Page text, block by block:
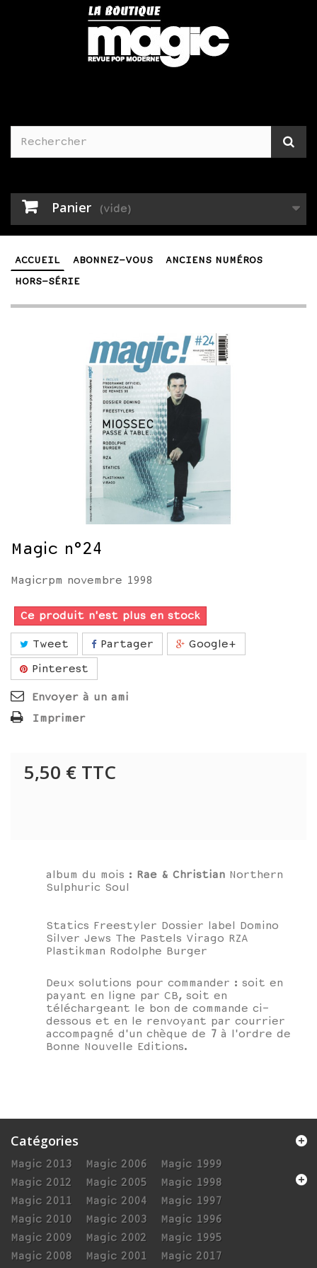
Panier (vide)
ACCUEIL ABONNEZ-VOUS
ANCIENS NUMÉROS
HORS-SÉRIE
Magic n°24
Magicrpm novembre 1998
Ce produit n'est plus en stock
Tweet Partager
Google+
Pinterest
Envoyer à un ami
Imprimer
5,50 € TTC
album du mois : Rae & Christian Northern
Sulphuric Soul
Statics Freestyler Dossier label Domino
Silver Jews The Pastels Virago RZA
Plastikman Rodolphe Burger
Deux solutions pour commander : soit en
payant en ligne par CB, soit en
téléchargeant le bon de commande ci-
dessous et en le renvoyant par courrier
accompagné d'un chèque de 7 à l'ordre de
Bonne Nouvelle Editions.
Catégories
Magic 2013
Magic 2012
Magic 2011
Magic 2010
Magic 2009
Magic 2008
Magic 2006
Magic 2005
Magic 2004
Magic 2003
Magic 2002
Magic 2001
Magic 1999
Magic 1998
Magic 1997
Magic 1996
Magic 1995
Magic 2017